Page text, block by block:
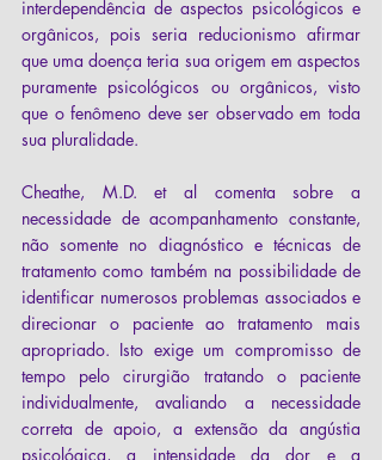
interdependência de aspectos psicológicos e
orgânicos, pois seria reducionismo afirmar
que uma doença teria sua origem em aspectos
puramente psicológicos ou orgânicos, visto
que o fenômeno deve ser observado em toda
sua pluralidade.
Cheathe, M.D. et al comenta sobre a
necessidade de acompanhamento constante,
não somente no diagnóstico e técnicas de
tratamento como também na possibilidade de
identificar numerosos problemas associados e
direcionar o paciente ao tratamento mais
apropriado. Isto exige um compromisso de
tempo pelo cirurgião tratando o paciente
individualmente, avaliando a necessidade
correta de apoio, a extensão da angústia
psicológica, a intensidade da dor e a